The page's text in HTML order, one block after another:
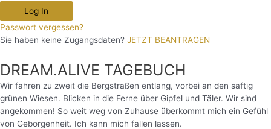
Log In
Passwort vergessen?
Sie haben keine Zugangsdaten? JETZT BEANTRAGEN
DREAM.ALIVE TAGEBUCH
Wir fahren zu zweit die Bergstraßen entlang, vorbei an den saftig
grünen Wiesen. Blicken in die Ferne über Gipfel und Täler. Wir sind
angekommen! So weit weg von Zuhause überkommt mich ein Gefühl
von Geborgenheit. Ich kann mich fallen lassen.